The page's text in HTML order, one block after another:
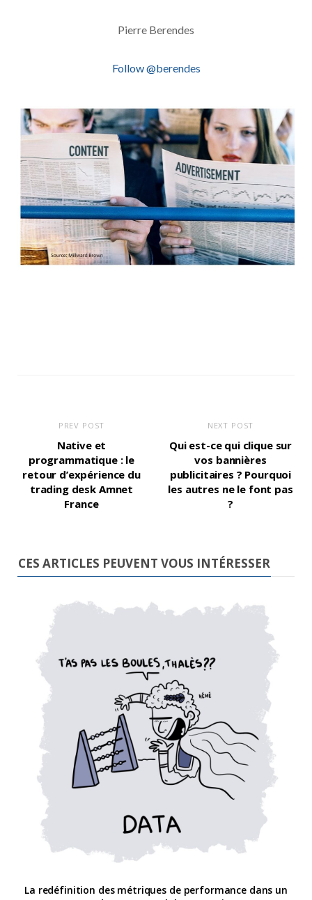
Pierre Berendes
Follow @berendes
PREV POST
Native et
programmatique : le
retour d’expérience du
trading desk Amnet
France
NEXT POST
Qui est-ce qui clique sur
vos bannières
publicitaires ? Pourquoi
les autres ne le font pas
?
CES ARTICLES PEUVENT VOUS INTÉRESSER
La redéfinition des métriques de performance dans un